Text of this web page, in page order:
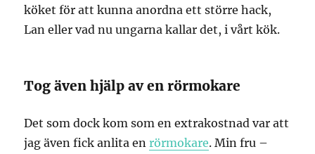
köket för att kunna anordna ett större hack,
Lan eller vad nu ungarna kallar det, i vårt kök.
Tog även hjälp av en rörmokare
Det som dock kom som en extrakostnad var att
jag även fick anlita enrörmokare. Min fru –